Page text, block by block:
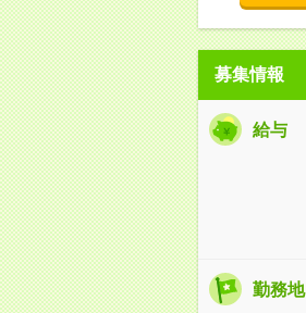
募集情報
給与
勤務地